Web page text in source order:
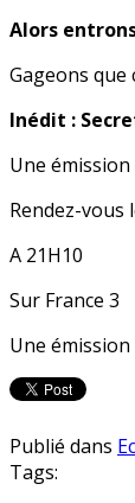
Alors
Gageons
Inédit :
Une
Rendez-vous
A 21H10
Sur France 3
Une
Publié dans
Tags: